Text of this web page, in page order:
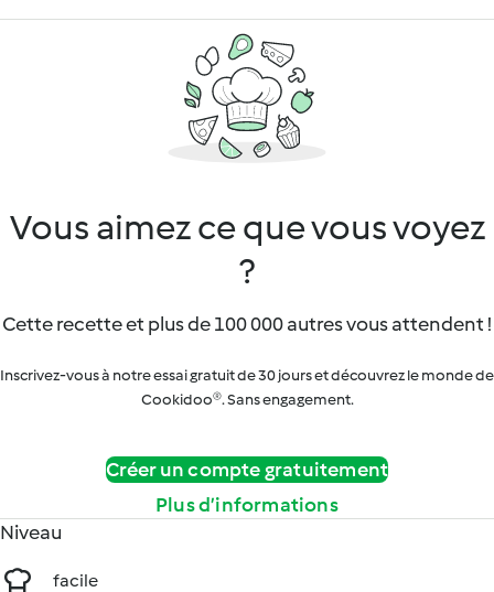
Vous aimez ce que vous voyez
?
Cette recette et plus de 100 000 autres vous attendent !
Inscrivez-vous à notre essai gratuit de 30 jours et découvrez le monde de
Cookidoo®. Sans engagement.
Créer un compte gratuitement
Plus d’informations
Niveau
facile